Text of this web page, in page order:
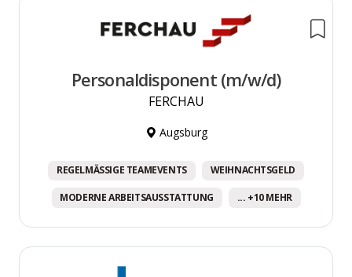
Personaldisponent (m/w/d)
FERCHAU
Augsburg
REGELMÄSSIGE TEAMEVENTS WEIHNACHTSGELD
MODERNE ARBEITSAUSSTATTUNG ... +10 MEHR